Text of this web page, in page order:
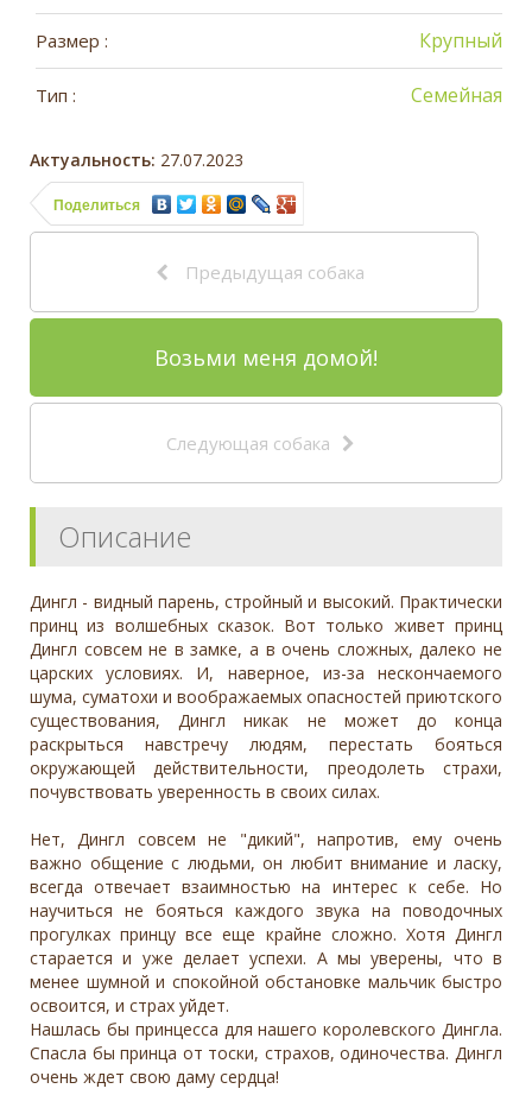
Размер : Крупный
Тип : Семейная
Актуальность: 27.07.2023
Поделиться
Предыдущая собака
Возьми меня домой!
Следующая собака
Описание
Дингл - видный парень, стройный и высокий. Практически
принц из волшебных сказок. Вот только живет принц
Дингл совсем не в замке, а в очень сложных, далеко не
царских условиях. И, наверное, из-за нескончаемого
шума, суматохи и воображаемых опасностей приютского
существования, Дингл никак не может до конца
раскрыться навстречу людям, перестать бояться
окружающей действительности, преодолеть страхи,
почувствовать уверенность в своих силах.
Нет, Дингл совсем не "дикий", напротив, ему очень
важно общение с людьми, он любит внимание и ласку,
всегда отвечает взаимностью на интерес к себе. Но
научиться не бояться каждого звука на поводочных
прогулках принцу все еще крайне сложно. Хотя Дингл
старается и уже делает успехи. А мы уверены, что в
менее шумной и спокойной обстановке мальчик быстро
освоится, и страх уйдет.
Нашлась бы принцесса для нашего королевского Дингла.
Спасла бы принца от тоски, страхов, одиночества. Дингл
очень ждет свою даму сердца!